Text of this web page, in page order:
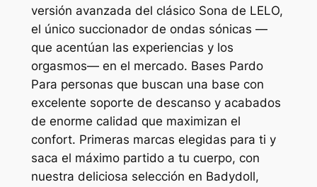
versión avanzada del clásico Sona de LELO,
el único succionador de ondas sónicas —
que acentúan las experiencias y los
orgasmos— en el mercado. Bases Pardo
Para personas que buscan una base con
excelente soporte de descanso y acabados
de enorme calidad que maximizan el
confort. Primeras marcas elegidas para ti y
saca el máximo partido a tu cuerpo, con
nuestra deliciosa selección en Badydoll,